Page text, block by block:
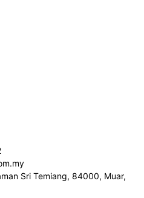
Sri Temiang, 84000, Muar,